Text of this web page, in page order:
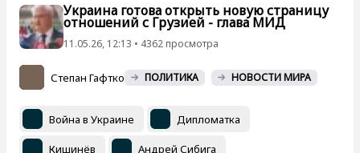
Украина готова открыть новую страницу
отношений с Грузией - глава МИД
11.05.26, 12:13 • 4362 просмотра
Степан Гафтко ПОЛИТИКА НОВОСТИ МИРА
Война в Украине Дипломатка
Кишинёв Андрей Сибига